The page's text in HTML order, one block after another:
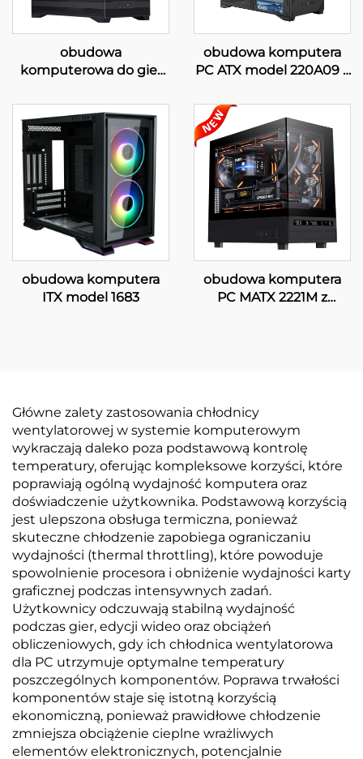
obudowa
komputerowa do gier
obudowa komputera
PC ATX model 220A09 z
obudowa komputera
ITX model 1683
obudowa komputera
PC MATX 2221M z
Główne zalety zastosowania chłodnicy
wentylatorowej w systemie komputerowym
wykraczają daleko poza podstawową kontrolę
temperatury, oferując kompleksowe korzyści, które
poprawiają ogólną wydajność komputera oraz
doświadczenie użytkownika. Podstawową korzyścią
jest ulepszona obsługa termiczna, ponieważ
skuteczne chłodzenie zapobiega ograniczaniu
wydajności (thermal throttling), które powoduje
spowolnienie procesora i obniżenie wydajności karty
graficznej podczas intensywnych zadań.
Użytkownicy odczuwają stabilną wydajność
podczas gier, edycji wideo oraz obciążeń
obliczeniowych, gdy ich chłodnica wentylatorowa
dla PC utrzymuje optymalne temperatury
poszczególnych komponentów. Poprawa trwałości
komponentów staje się istotną korzyścią
ekonomiczną, ponieważ prawidłowe chłodzenie
zmniejsza obciążenie cieplne wrażliwych
elementów elektronicznych, potencjalnie